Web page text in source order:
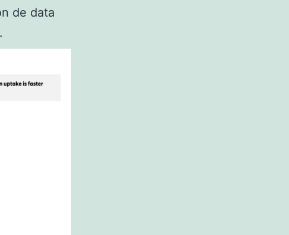
de data